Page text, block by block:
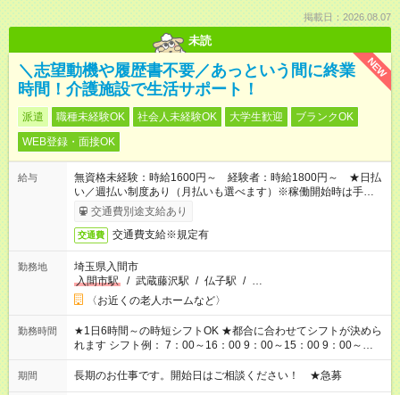
掲載日：2026.08.07
未読
NEW
＼志望動機や履歴書不要／あっという間に終業
時間！介護施設で生活サポート！
派遣 職種未経験OK 社会人未経験OK 大学生歓迎
ブランクOK
WEB登録・面接OK
給与
無資格未経験：時給1600円～ 経験者：時給1800円～ ★日払
い／週払い制度あり（月払いも選べます）※稼働開始時は手続き
完了次第のお支払いとなります。
交通費別途支給あり
交通費 交通費支給※規定有
勤務地
埼玉県入間市
入間市駅
/ 武蔵藤沢駅 / 仏子駅 / …
〈お近くの老人ホームなど〉
勤務時間
★1日6時間～の時短シフトOK ★都合に合わせてシフトが決めら
れます シフト例： 7：00～16：00 9：00～15：00 9：00～
18：00 11：00～20：00 など ※Wワークの場合、他のお仕事と
合わせ週40時間超の就業はご案内できません ※法令に基づき、
期間 長期のお仕事です。開始日はご相談ください！ ★急募